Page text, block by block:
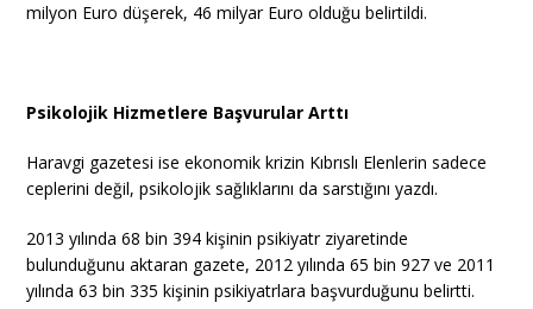
milyon Euro düşerek, 46 milyar Euro olduğu belirtildi.
Psikolojik Hizmetlere Başvurular Arttı
Haravgi gazetesi ise ekonomik krizin Kıbrıslı Elenlerin sadece
ceplerini değil, psikolojik sağlıklarını da sarstığını yazdı.
2013 yılında 68 bin 394 kişinin psikiyatr ziyaretinde
bulunduğunu aktaran gazete, 2012 yılında 65 bin 927 ve 2011
yılında 63 bin 335 kişinin psikiyatrlara başvurduğunu belirtti.